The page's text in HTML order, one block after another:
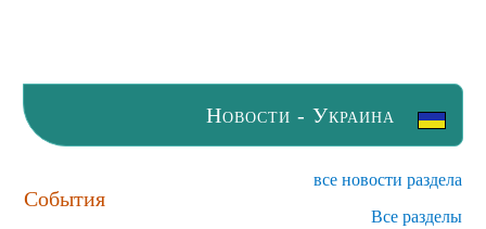
Новости - Украина
События
все новости раздела
Все разделы